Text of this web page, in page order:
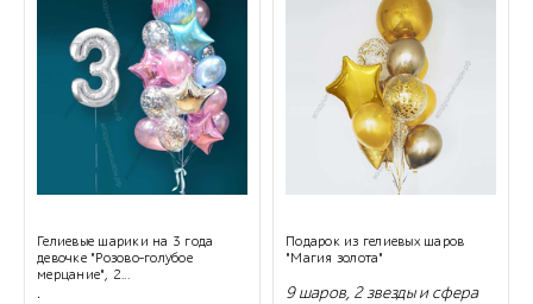
Гелиевые шарики на 3 года
девочке "Розово-голубое
мерцание", 2...
.
Подарок из гелиевых шаров
"Магия золота"
9 шаров, 2 звезды и сфера